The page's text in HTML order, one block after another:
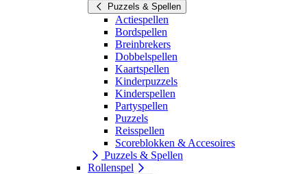
Puzzels & Spellen
Actiespellen
Bordspellen
Breinbrekers
Dobbelspellen
Kaartspellen
Kinderpuzzels
Kinderspellen
Partyspellen
Puzzels
Reisspellen
Scoreblokken & Accesoires
Puzzels & Spellen
Rollenspel